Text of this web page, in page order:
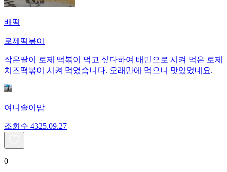
배떡
로제떡볶이
작은딸이 로제 떡볶이 먹고 싶다하여 배민으로 시켜 먹은 로제
치즈떡볶이 시켜 먹었습니다. 오래만에 먹으니 맛있었네요.
여니솔이맘
조회수 4325.09.27
0